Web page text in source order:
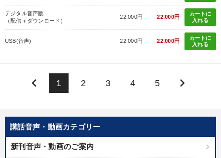
講話音声・動画カテゴリー
新刊音声・動画のご案内
デジタル音声版
（配信＋ダウンロード）
22,000円 22,000円
カートに
入れる
USB(音声) 22,000円 22,000円
カートに
入れる
keyboard_arrow_left 1 2 3 4 5 keyboard_arrow_right